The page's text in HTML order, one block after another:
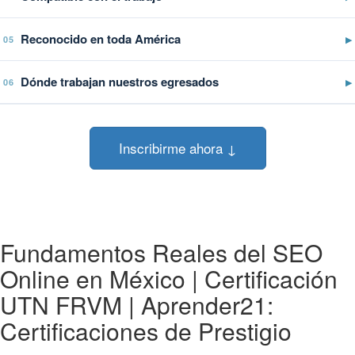
05 Reconocido en toda América ▶
06 Dónde trabajan nuestros egresados ▶
Inscribirme ahora ↓
Fundamentos Reales del SEO
Online en México | Certificación
UTN FRVM | Aprender21:
Certificaciones de Prestigio